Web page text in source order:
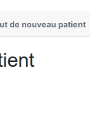
de nouveau patient